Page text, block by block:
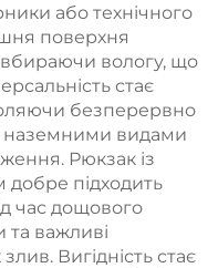
або технічного
поверхня
вологу, що
стає
безперервно
наземними видами
Рюкзак із
підходить
час дощового
та важливі
Вигідність стає